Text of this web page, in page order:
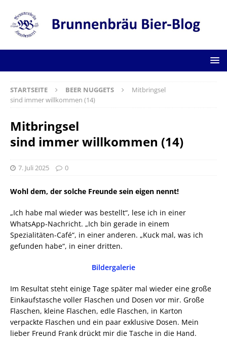
STARTSEITE BEER NUGGETS
Mitbringsel
sind immer willkommen (14)
Mitbringsel
sind immer willkommen (14)
7. Juli 2025 0
Wohl dem, der solche Freunde sein eigen nennt!
„Ich habe mal wieder was bestellt“, lese ich in einer
WhatsApp-Nachricht. „Ich bin gerade in einem
Spezialitäten-Café“, in einer anderen. „Kuck mal, was ich
gefunden habe“, in einer dritten.
Bildergalerie
Im Resultat steht einige Tage später mal wieder eine große
Einkaufstasche voller Flaschen und Dosen vor mir. Große
Flaschen, kleine Flaschen, edle Flaschen, in Karton
verpackte Flaschen und ein paar exklusive Dosen. Mein
lieber Freund Frank drückt mir die Tasche in die Hand.